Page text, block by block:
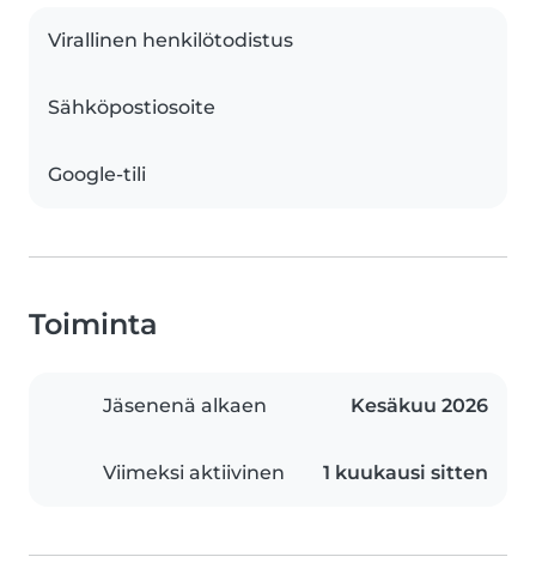
Virallinen henkilötodistus
Sähköpostiosoite
Google-tili
Toiminta
Jäsenenä alkaen Kesäkuu 2026
Viimeksi aktiivinen 1 kuukausi sitten